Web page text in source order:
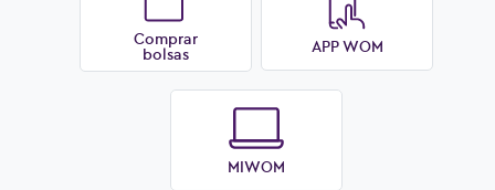
Comprar
bolsas APP WOM
MIWOM